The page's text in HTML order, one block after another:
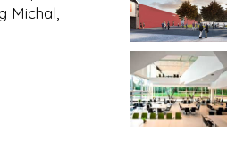
Michal,